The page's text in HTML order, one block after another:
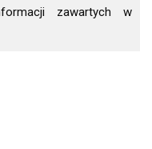
zawartych w